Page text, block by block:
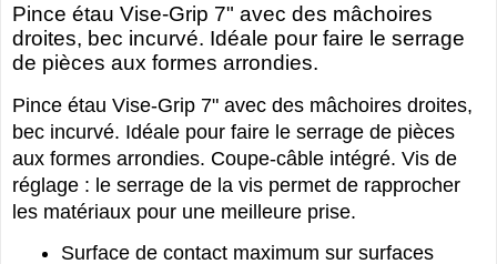
Pince étau Vise-Grip 7" avec des mâchoires
droites, bec incurvé. Idéale pour faire le serrage
de pièces aux formes arrondies.
Pince étau Vise-Grip 7" avec des mâchoires droites,
bec incurvé. Idéale pour faire le serrage de pièces
aux formes arrondies. Coupe-câble intégré. Vis de
réglage : le serrage de la vis permet de rapprocher
les matériaux pour une meilleure prise.
Surface de contact maximum sur surfaces